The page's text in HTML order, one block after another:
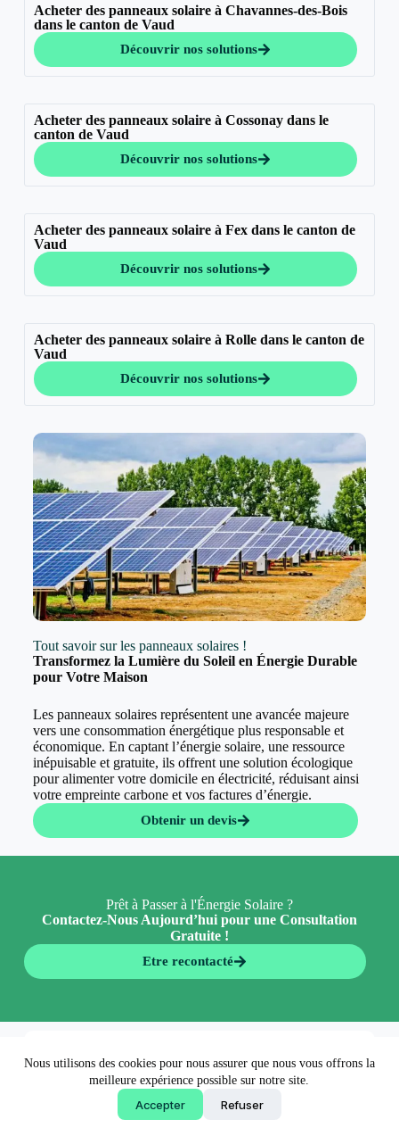
Nous utilisons des cookies pour nous assurer que nous vous offrons la
meilleure expérience possible sur notre site.
Accepter Refuser
Acheter des panneaux solaire à Chavannes-des-Bois
dans le canton de Vaud
Découvrir nos solutions
Acheter des panneaux solaire à Cossonay dans le
canton de Vaud
Découvrir nos solutions
Acheter des panneaux solaire à Fex dans le canton de
Vaud
Découvrir nos solutions
Acheter des panneaux solaire à Rolle dans le canton de
Vaud
Découvrir nos solutions
Tout savoir sur les panneaux solaires !
Transformez la Lumière du Soleil en Énergie Durable
pour Votre Maison
Les panneaux solaires représentent une avancée majeure
vers une consommation énergétique plus responsable et
économique. En captant l’énergie solaire, une ressource
inépuisable et gratuite, ils offrent une solution écologique
pour alimenter votre domicile en électricité, réduisant ainsi
votre empreinte carbone et vos factures d’énergie.
Obtenir un devis
Prêt à Passer à l'Énergie Solaire ?
Contactez-Nous Aujourd’hui pour une Consultation
Gratuite !
Etre recontacté
Obtenir un devis
Copyright © 2026 - EconormWay - Solutions écologiques